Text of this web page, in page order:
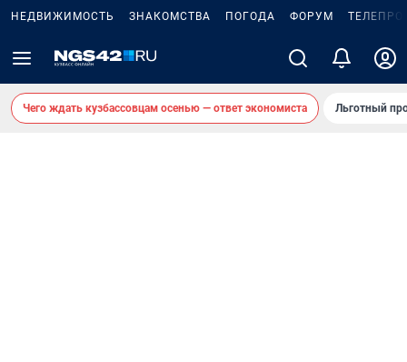
НЕДВИЖИМОСТЬ ЗНАКОМСТВА ПОГОДА ФОРУМ
Чего ждать кузбассовцам осенью — ответ экономиста Льготный